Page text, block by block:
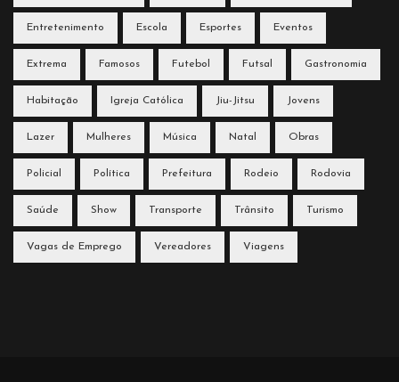
Entretenimento Escola Esportes Eventos
Extrema Famosos Futebol Futsal Gastronomia
Habitação Igreja Católica Jiu-Jitsu Jovens
Lazer Mulheres Música Natal Obras
Policial Política Prefeitura Rodeio Rodovia
Saúde Show Transporte Trânsito Turismo
Vagas de Emprego Vereadores Viagens